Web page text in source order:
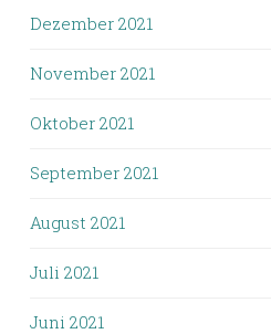
Dezember 2021
November 2021
Oktober 2021
September 2021
August 2021
Juli 2021
Juni 2021